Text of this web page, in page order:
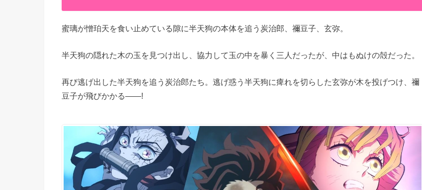
蜜璃が憎珀天を食い止めている隙に半天狗の本体を追う炭治郎、禰豆子、玄弥。
半天狗の隠れた木の玉を見つけ出し、協力して玉の中を暴く三人だったが、中はもぬけの殻だった。
再び逃げ出した半天狗を追う炭治郎たち。逃げ惑う半天狗に痺れを切らした玄弥が木を投げつけ、禰
豆子が飛びかかる――!